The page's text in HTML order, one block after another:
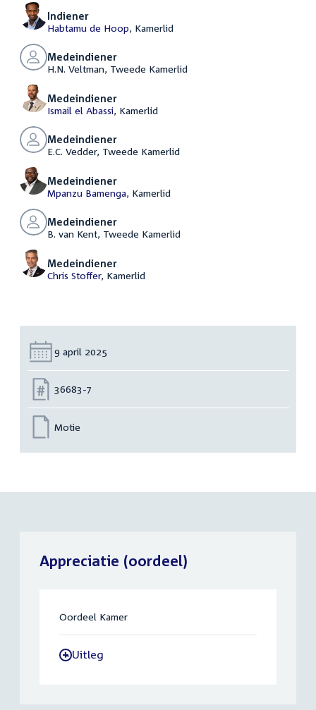
Indiener
Habtamu de Hoop, Kamerlid
Medeindiener
H.N. Veltman, Tweede Kamerlid
Medeindiener
Ismail el Abassi, Kamerlid
Medeindiener
E.C. Vedder, Tweede Kamerlid
Medeindiener
Mpanzu Bamenga, Kamerlid
Medeindiener
B. van Kent, Tweede Kamerlid
Medeindiener
Chris Stoffer, Kamerlid
Datum:
9 april 2025
Nummer:
36683-7
Motie
Appreciatie (oordeel)
Oordeel Kamer
-Uitleg